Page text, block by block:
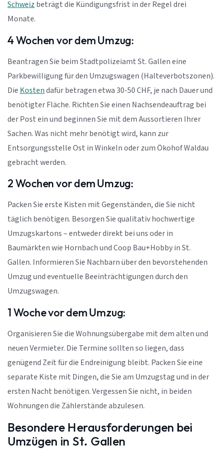
Schweizbeträgt die Kündigungsfrist in der Regel drei
Monate.
4 Wochen vor dem Umzug:
Beantragen Sie beim Stadtpolizeiamt St. Gallen eine
Parkbewilligung für den Umzugswagen (Halteverbotszonen).
Die Kostendafür betragen etwa 30-50 CHF, je nach Dauer und
benötigter Fläche. Richten Sie einen Nachsendeauftrag bei
der Post ein und beginnen Sie mit dem Aussortieren Ihrer
Sachen. Was nicht mehr benötigt wird, kann zur
Entsorgungsstelle Ost in Winkeln oder zum Ökohof Waldau
gebracht werden.
2 Wochen vor dem Umzug:
Packen Sie erste Kisten mit Gegenständen, die Sie nicht
täglich benötigen. Besorgen Sie qualitativ hochwertige
Umzugskartons – entweder direkt bei uns oder in
Baumärkten wie Hornbach und Coop Bau+Hobby in St.
Gallen. Informieren Sie Nachbarn über den bevorstehenden
Umzug und eventuelle Beeinträchtigungen durch den
Umzugswagen.
1 Woche vor dem Umzug:
Organisieren Sie die Wohnungsübergabe mit dem alten und
neuen Vermieter. Die Termine sollten so liegen, dass
genügend Zeit für die Endreinigung bleibt. Packen Sie eine
separate Kiste mit Dingen, die Sie am Umzugstag und in der
ersten Nacht benötigen. Vergessen Sie nicht, in beiden
Wohnungen die Zählerstände abzulesen.
Besondere Herausforderungen bei
Umzügen in St. Gallen